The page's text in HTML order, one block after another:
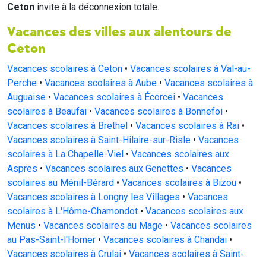
Ceton invite à la déconnexion totale.
Vacances des villes aux alentours de
Ceton
Vacances scolaires à Ceton • Vacances scolaires à Val-au-
Perche • Vacances scolaires à Aube • Vacances scolaires à
Auguaise • Vacances scolaires à Écorcei • Vacances
scolaires à Beaufai • Vacances scolaires à Bonnefoi •
Vacances scolaires à Brethel • Vacances scolaires à Rai •
Vacances scolaires à Saint-Hilaire-sur-Risle • Vacances
scolaires à La Chapelle-Viel • Vacances scolaires aux
Aspres • Vacances scolaires aux Genettes • Vacances
scolaires au Ménil-Bérard • Vacances scolaires à Bizou •
Vacances scolaires à Longny les Villages • Vacances
scolaires à L'Hôme-Chamondot • Vacances scolaires aux
Menus • Vacances scolaires au Mage • Vacances scolaires
au Pas-Saint-l'Homer • Vacances scolaires à Chandai •
Vacances scolaires à Crulai • Vacances scolaires à Saint-